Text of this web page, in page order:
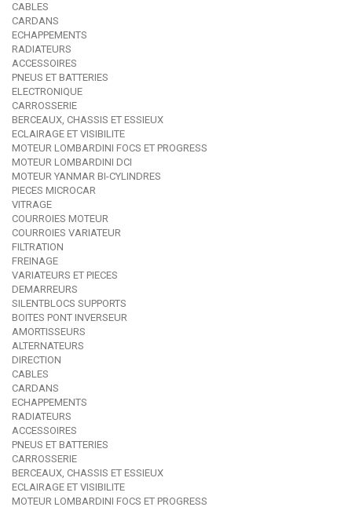
CABLES
CARDANS
ECHAPPEMENTS
RADIATEURS
ACCESSOIRES
PNEUS ET BATTERIES
ELECTRONIQUE
CARROSSERIE
BERCEAUX, CHASSIS ET ESSIEUX
ECLAIRAGE ET VISIBILITE
MOTEUR LOMBARDINI FOCS ET PROGRESS
MOTEUR LOMBARDINI DCI
MOTEUR YANMAR BI-CYLINDRES
PIECES MICROCAR
VITRAGE
COURROIES MOTEUR
COURROIES VARIATEUR
FILTRATION
FREINAGE
VARIATEURS ET PIECES
DEMARREURS
SILENTBLOCS SUPPORTS
BOITES PONT INVERSEUR
AMORTISSEURS
ALTERNATEURS
DIRECTION
CABLES
CARDANS
ECHAPPEMENTS
RADIATEURS
ACCESSOIRES
PNEUS ET BATTERIES
CARROSSERIE
BERCEAUX, CHASSIS ET ESSIEUX
ECLAIRAGE ET VISIBILITE
MOTEUR LOMBARDINI FOCS ET PROGRESS